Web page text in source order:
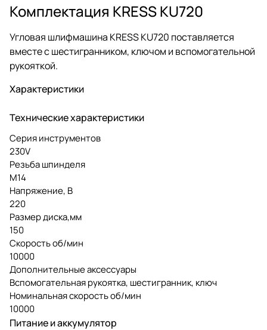
Комплектация KRESS KU720
Угловая шлифмашина KRESS KU720 поставляется
вместе с шестигранником, ключом и вспомогательной
рукояткой.
Характеристики
Технические характеристики
Серия инструментов
230V
Резьба шпинделя
М14
Напряжение, В
220
Размер диска,мм
150
Скорость об/мин
10000
Дополнительные аксессуары
Вспомогательная рукоятка, шестигранник, ключ
Номинальная скорость об/мин
10000
Питание и аккумулятор